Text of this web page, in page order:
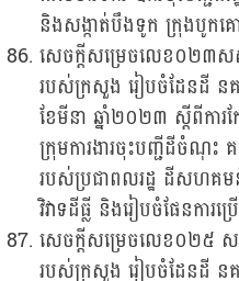
និងសង្កាត់បឹងទូក ក្រុងបូកគ
សេចក្តីសម្រេចលេខ០២៣ស
របស់ក្រសួង រៀបចំដែនដី
ខែមីនា ឆ្នាំ២០២៣ ស្តីពីក
ក្រុមការងារចុះបញ្ជីដីចំណុះ
របស់ប្រជាពលរដ្ឋ ដីសហគ
វិវាទដីធ្លី និងរៀបចំផែនការ
សេចក្តីសម្រេចលេខ០២៥ ស
របស់ក្រសួង រៀបចំដែនដី